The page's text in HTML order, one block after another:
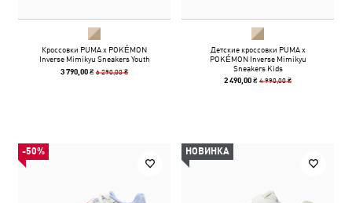
Кроссовки PUMA x POKÉMON
Inverse Mimikyu Sneakers Youth
3 790,00 ₴6 290,00 ₴
Детские кроссовки PUMA x
POKÉMON Inverse Mimikyu
Sneakers Kids
2 490,00 ₴4 990,00 ₴
-50% НОВИНКА